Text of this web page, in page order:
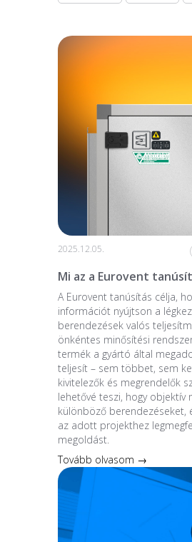
2025.12.05.
Mi az a Eurovent
A Eurovent tanúsítás célja,
információt nyújtson a
berendezések valós
önkéntes minősítési
termék a gyártó által
teljesít – sem többet, sem
kivitelezők és megrendelők
lehetővé teszi, hogy
különböző berendezéseket,
az adott projekthez
megoldást.
Tovább olvasom →